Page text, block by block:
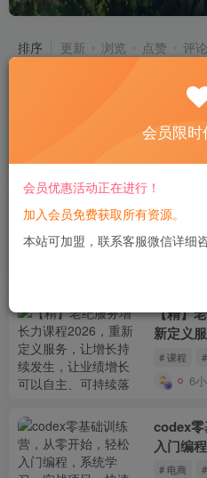
排序 更新 浏览 点赞 评论
【精】
门、系
结营证书
# mp #
万博主
# 课程
【精】
新定义
增长可
# 课程
6
codex
入门编
上手
# 电商
会员限时
会员优惠活动正在进行！
加入会员免费获取所有资源。
本站可加盟，联系客服微信详细